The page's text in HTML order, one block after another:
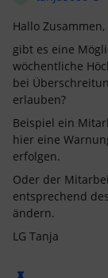
Hallo Zusammen,
gibt es eine
wöchentliche
bei
erlauben?
Beispiel ein
hier eine
erfolgen.
Oder der
entsprechend
ändern.
LG Tanja